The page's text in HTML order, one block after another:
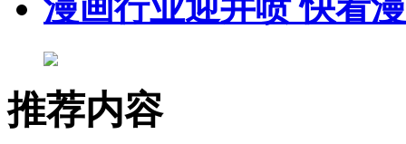
漫画行业迎井喷 快看
推荐内容